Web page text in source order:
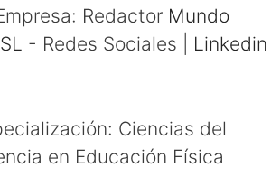
Redactor Mundo
- Redes Sociales
Linkedin
Ciencias del
en Educación Física